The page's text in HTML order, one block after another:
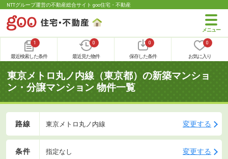
NTTグループ運営の不動産総合サイト goo住宅・不動産
1
最近検索した条件
0
最近見た物件
0
保存した条件
0
お気に入り
東京メトロ丸ノ内線（東京都）の新築マンショ
ン・分譲マンション 物件一覧
路線 東京メトロ丸ノ内線 変更する
条件 指定なし 変更する